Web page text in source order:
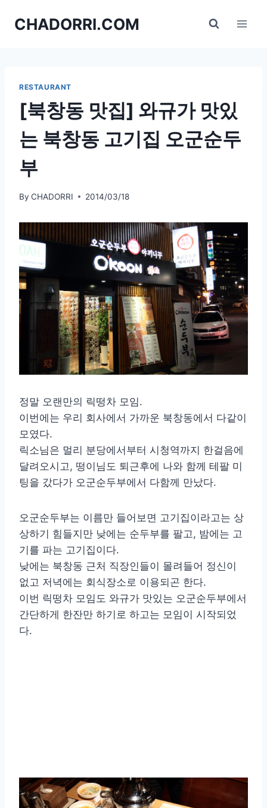
CHADORRI.COM
RESTAURANT
[북창동 맛집] 와규가 맛있
는 북창동 고기집 오군순두
부
By CHADORRI 2014/03/18
정말 오랜만의 릭떵차 모임.
이번에는 우리 회사에서 가까운 북창동에서 다같이
모였다.
릭소님은 멀리 분당에서부터 시청역까지 한걸음에
달려오시고, 떵이님도 퇴근후에 나와 함께 테팔 미
팅을 갔다가 오군순두부에서 다함께 만났다.
오군순두부는 이름만 들어보면 고기집이라고는 상
상하기 힘들지만 낮에는 순두부를 팔고, 밤에는 고
기를 파는 고기집이다.
낮에는 북창동 근처 직장인들이 몰려들어 정신이
없고 저녁에는 회식장소로 이용되곤 한다.
이번 릭떵차 모임도 와규가 맛있는 오군순두부에서
간단하게 한잔만 하기로 하고는 모임이 시작되었
다.